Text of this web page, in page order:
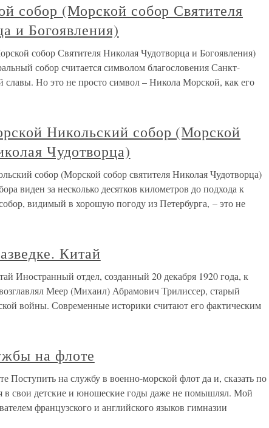
собор (Морской собор Святителя
и Богоявления)
собор Святителя Николая Чудотворца и Богоявления)
собор считается символом благословения Санкт-
славы. Но это не просто символ – Никола Морской, как его
Никольский собор (Морской
Чудотворца)
собор (Морской собор святителя Николая Чудотворца)
виден за несколько десятков километров до подхода к
видимый в хорошую погоду из Петербурга, – это не
Китай
Иностранный отдел, созданный 20 декабря 1920 года, к
Меер (Михаил) Абрамович Трилиссер, старый
войны. Современные историки считают его фактическим
на флоте
Поступить на службу в военно-морской флот да и, сказать по
в свои детские и юношеские годы даже не помышлял. Мой
французского и английского языков гимназии